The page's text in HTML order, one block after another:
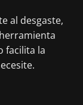
al desgaste,
facilita la